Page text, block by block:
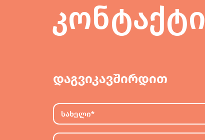
კონტაქტი
დაგვიკავშირდით